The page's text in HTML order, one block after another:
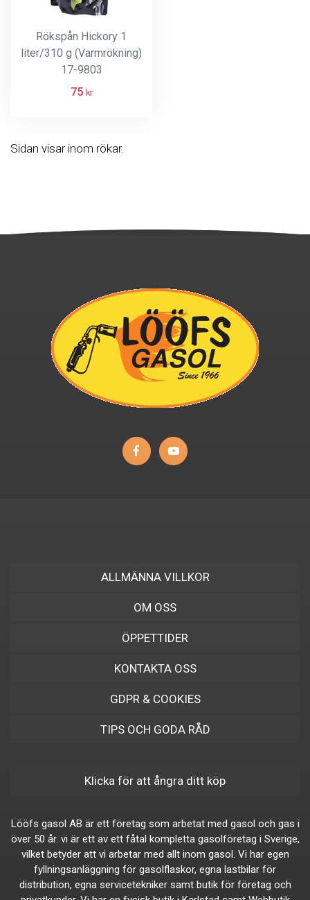
Rökspån Hickory 1
liter/310 g (Varmrökning)
17-9803
75 kr
Sidan visar inom rökar.
ALLMÄNNA VILLKOR
OM OSS
ÖPPETTIDER
KONTAKTA OSS
GDPR & COOKIES
TIPS OCH GODA RÅD
Klicka för att ångra ditt köp
Lööfs gasol AB är ett företag som arbetat med gasol och gas i
över 50 år. vi är ett av ett fåtal kompletta gasolföretag i Sverige,
vilket betyder att vi arbetar med allt inom gasol. Vi har egen
fyllningsanläggning för gasolflaskor, egna lastbilar för
distribution, egna servicetekniker samt butik för företag och